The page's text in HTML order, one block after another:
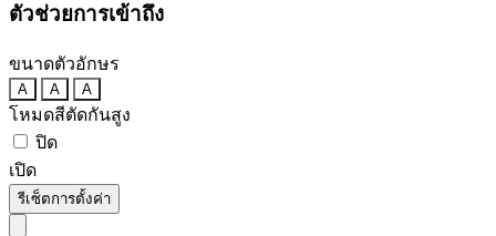
ตัวช่วยการเข้าถึง
ขนาดตัวอักษร
A A A
โหมดสีตัดกันสูง
ปิด
เปิด
รีเซ็ตการตั้งค่า